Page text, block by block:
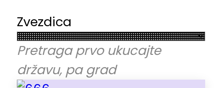
Zvezdica
Pretraga prvo ukucajte
državu, pa grad